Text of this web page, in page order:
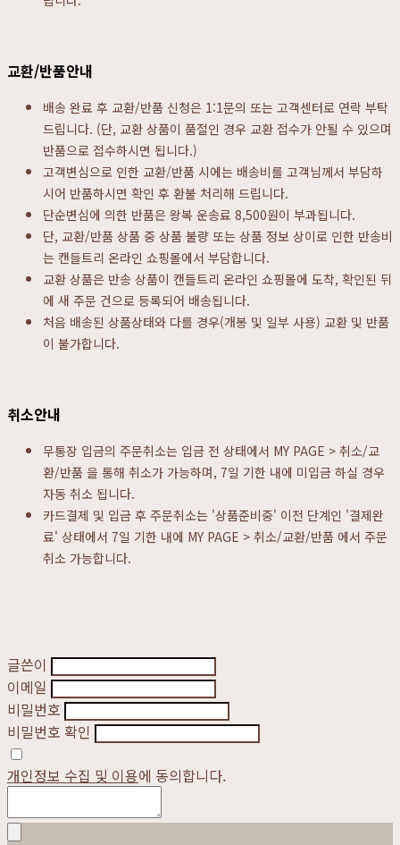
교환/반품안내
배송 완료 후 교환/반품 신청은 1:1문의 또는 고객센터로 연락 부탁
드립니다. (단, 교환 상품이 품절인 경우 교환 접수가 안될 수 있으며
반품으로 접수하시면 됩니다.)
고객변심으로 인한 교환/반품 시에는 배송비를 고객님께서 부담하
시어 반품하시면 확인 후 환불 처리해 드립니다.
단순변심에 의한 반품은 왕복 운송료 8,500원이 부과됩니다.
단, 교환/반품 상품 중 상품 불량 또는 상품 정보 상이로 인한 반송비
는 캔들트리 온라인 쇼핑몰에서 부담합니다.
교환 상품은 반송 상품이 캔들트리 온라인 쇼핑몰에 도착, 확인된 뒤
에 새 주문 건으로 등록되어 배송됩니다.
처음 배송된 상품상태와 다를 경우(개봉 및 일부 사용) 교환 및 반품
이 불가합니다.
취소안내
무통장 입금의 주문취소는 입금 전 상태에서 MY PAGE > 취소/교
환/반품 을 통해 취소가 가능하며, 7일 기한 내에 미입금 하실 경우
자동 취소 됩니다.
카드결제 및 입금 후 주문취소는 '상품준비중' 이전 단계인 '결제완
료' 상태에서 7일 기한 내에 MY PAGE > 취소/교환/반품 에서 주문
취소 가능합니다.
글쓴이
이메일
비밀번호
비밀번호 확인
개인정보 수집 및 이용에 동의합니다.